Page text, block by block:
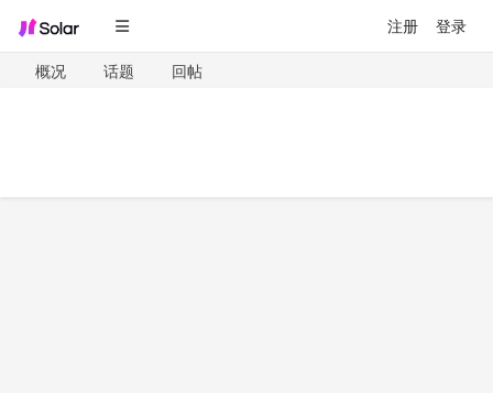
注册 登录
概况 话题 回帖